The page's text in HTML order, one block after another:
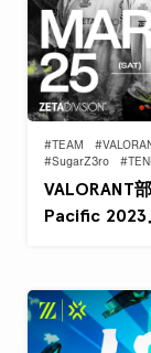
#TEAM
#SugarZ3ro
VALORANT
Pacific 2023